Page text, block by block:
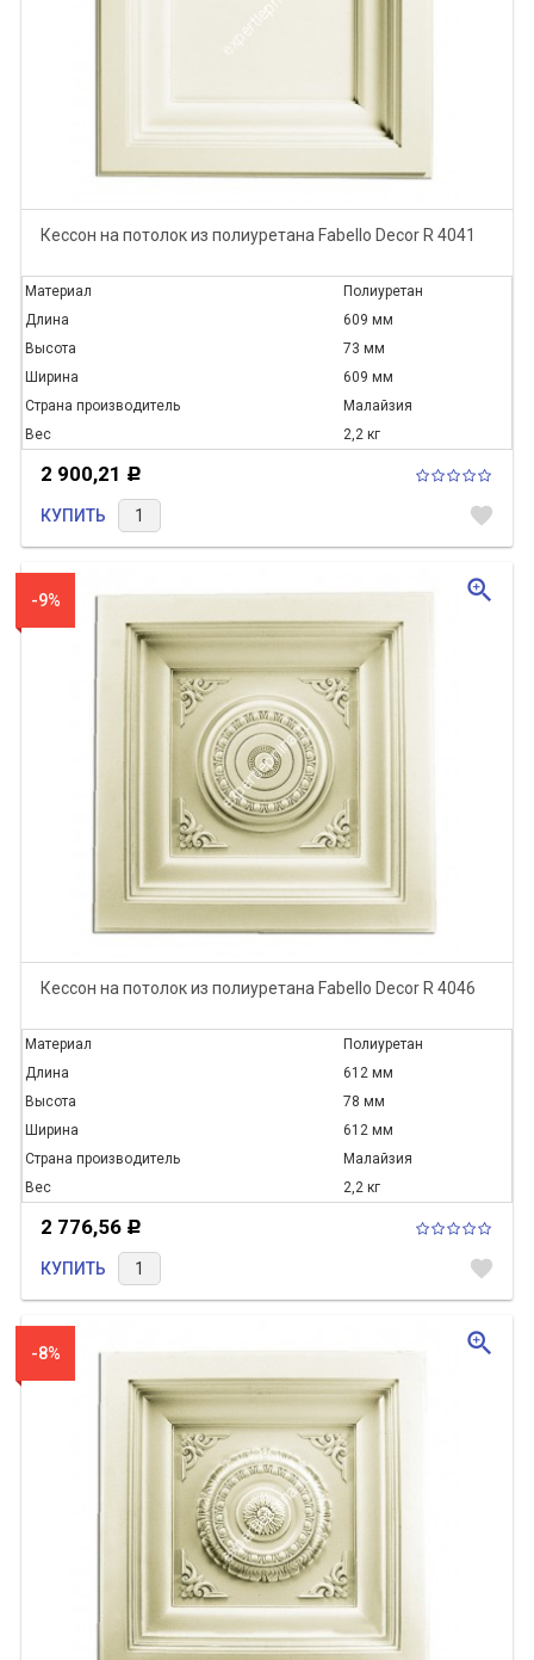
Кессон на потолок из полиуретана Fabello Decor R 4041
Материал
Полиуретан
Длина
609 мм
Высота
73 мм
Ширина
609 мм
Страна производитель
Малайзия
Вес
2,2 кг
2 900,21 Р
КУПИТЬ favorite
-9%
Кессон на потолок из полиуретана Fabello Decor R 4046
Материал
Полиуретан
Длина
612 мм
Высота
78 мм
Ширина
612 мм
Страна производитель
Малайзия
Вес
2,2 кг
2 776,56 Р
КУПИТЬ favorite
zoom_in
-8% zoom_in